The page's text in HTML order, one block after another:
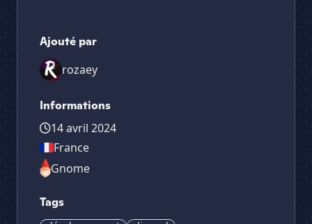
Ajouté par
rozaey
Informations
14 avril 2024
France
Gnome
Tags